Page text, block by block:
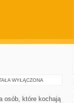
WYŁĄCZONA
osób, które kochają